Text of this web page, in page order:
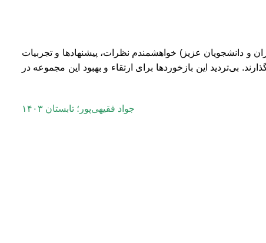
و دانشجویان عزیز) خواهشمندم نظرات، پیشنهادها و تجربیات
بی‌تردید این بازخوردها برای ارتقاء و بهبود این مجموعه در
جواد فقیهی‌پور؛ تابستان ۱۴۰۳